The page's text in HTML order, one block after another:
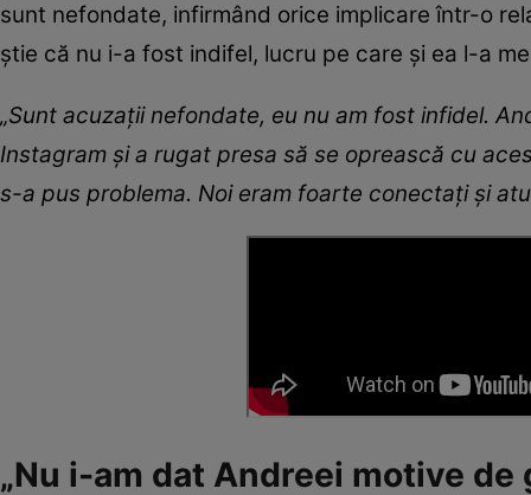
sunt nefondate, infirmând orice implicare într-o
știe că nu i-a fost indifel, lucru pe care și ea l-a
„Sunt acuzații nefondate, eu nu am fost infidel.
Instagram și a rugat presa să se oprească cu
s-a pus problema. Noi eram foarte conectați și
„Nu i-am dat Andreei motive de